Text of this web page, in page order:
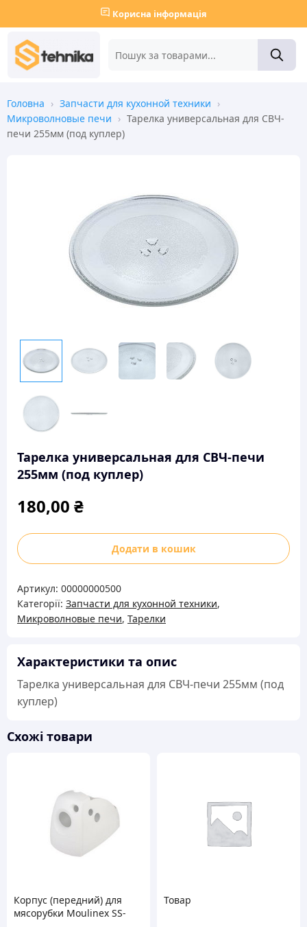
Корисна інформація
Головна › Запчасти для кухонной техники ›
Микроволновые печи › Тарелка универсальная для СВЧ-
печи 255мм (под куплер)
Тарелка универсальная для СВЧ-печи
255мм (под куплер)
180,00 ₴
Тарелка
универсальная
СВЧ-
печи
255мм
куплер)
кількість
Додати в кошик
Артикул: 00000000500
Категорії: Запчасти для кухонной техники,
Микроволновые печи, Тарелки
Характеристики та опис
Тарелка универсальная для СВЧ-печи 255мм (под
куплер)
Схожі товари
Корпус (передний) для
мясорубки Moulinex SS-
Товар